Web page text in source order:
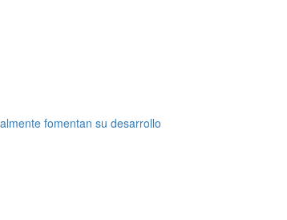
fomentan su desarrollo